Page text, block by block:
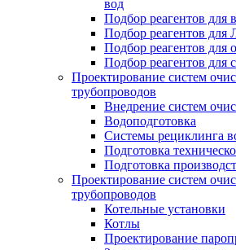
вод
Подбор реагентов для
Подбор реагентов для
Подбор реагентов для
Подбор реагентов для
Проектирование систем
трубопроводов
Внедрение систем
Водоподготовка
Системы рециклинга
Подготовка
Подготовка
Проектирование систем
трубопроводов
Котельные установки
Котлы
Проектирование